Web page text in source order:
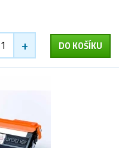
+ DO KOŠÍKU